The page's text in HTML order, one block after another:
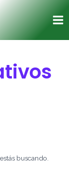
buscando.